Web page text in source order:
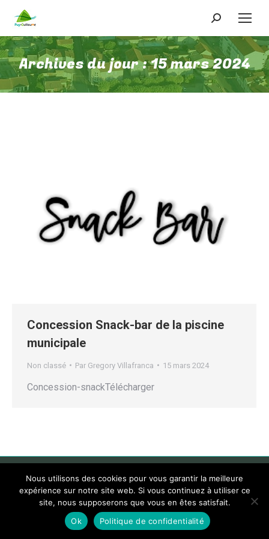
Recherche
:
Archives du jour :15 mars 2024
Concession Snack-bar de la piscine
municipale
Non classé Par Gregory Villafranca 15 mars 2024
Concession-snackTélécharger
Nous utilisons des cookies pour vous garantir la meilleure
expérience sur notre site web. Si vous continuez à utiliser ce
site, nous supposerons que vous en êtes satisfait.
Ok
Politique de confidentialité